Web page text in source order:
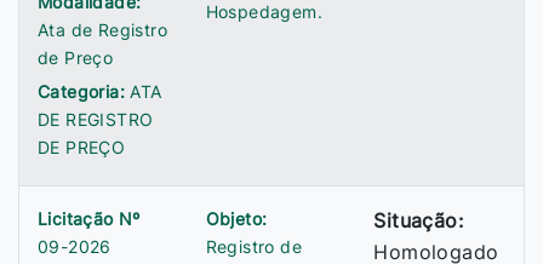
Ata de Registro
de Preço
Categoria:ATA
DE REGISTRO
DE PREÇO
Hospedagem.
Licitação Nº
09-2026
Objeto:
Registro de
Situação:
Homologado